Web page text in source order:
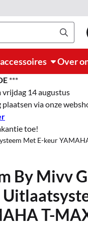
Over
***
14 augustus
via onze
toe!
Met E-keur
By Mivv
T-